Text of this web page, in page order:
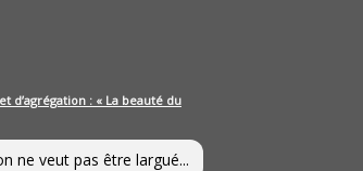
d’agrégation : « La beauté du
ne veut pas être largué...